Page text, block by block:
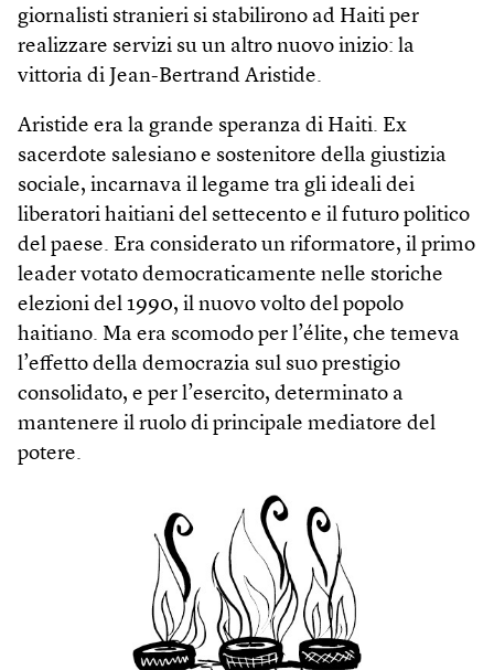
giornalisti stranieri si stabilirono ad Haiti per
realizzare servizi su un altro nuovo inizio: la
vittoria di Jean-Bertrand Aristide.
Aristide era la grande speranza di Haiti. Ex
sacerdote salesiano e sostenitore della giustizia
sociale, incarnava il legame tra gli ideali dei
liberatori haitiani del settecento e il futuro politico
del paese. Era considerato un riformatore, il primo
leader votato democraticamente nelle storiche
elezioni del 1990, il nuovo volto del popolo
haitiano. Ma era scomodo per l’élite, che temeva
l’effetto della democrazia sul suo prestigio
consolidato, e per l’esercito, determinato a
mantenere il ruolo di principale mediatore del
potere.